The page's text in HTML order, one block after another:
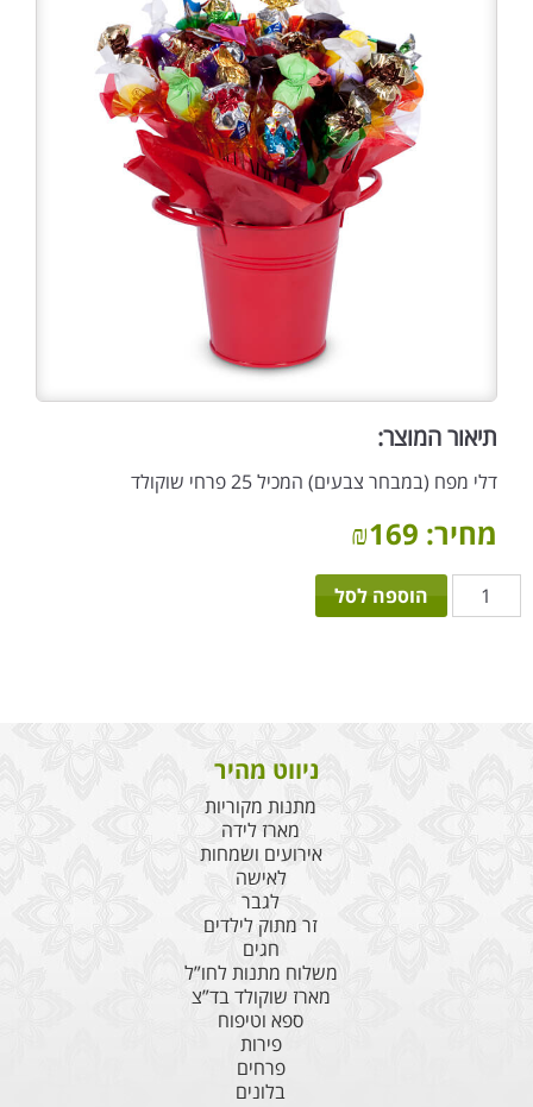
תיאור המוצר:
דלי מפח (במבחר צבעים) המכיל 25 פרחי שוקולד
מחיר: ₪169
כמות
הוספה לסל
ניווט מהיר
מתנות מקוריות
מארז לידה
אירועים ושמחות
לאישה
לגבר
זר מתוק לילדים
חגים
משלוח מתנות לחו”ל
מארז שוקולד בד”צ
ספא וטיפוח
פירות
פרחים
בלונים